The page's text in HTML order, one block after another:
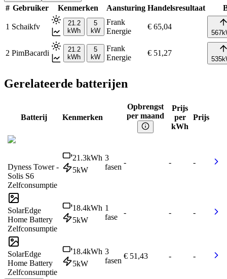
# Gebruiker Kenmerken Aansturing Handelsresultaat
1 Schaikfv
21.2
kWh
5
kW
Frank
Energie
€ 65,04
567
2 PimBacardi
21.2
kWh
5
kW
Frank
Energie
€ 51,27
535
Gerelateerde batterijen
Batterij Kenmerken
Opbrengst
per maand
Prijs
per
kWh
Prijs
Dyness Tower -
Solis S6
Zelfconsumptie
21.3kWh
5kW
3
fasen
- - -
SolarEdge
Home Battery
Zelfconsumptie
18.4kWh
5kW
1
fase
- - -
SolarEdge
Home Battery
Zelfconsumptie
18.4kWh
5kW
3
fasen
€ 51,43 - -